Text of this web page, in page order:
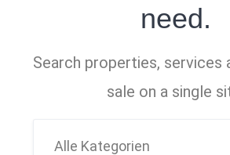
need.
Search properties, services
sale on a single
Alle Kategorien